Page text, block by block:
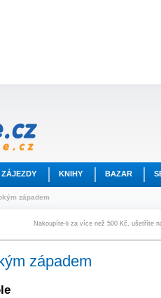
ZÁJEZDY KNIHY BAZAR
západem
Nakoupíte-li za více než 500 Kč, ušetříte
západem